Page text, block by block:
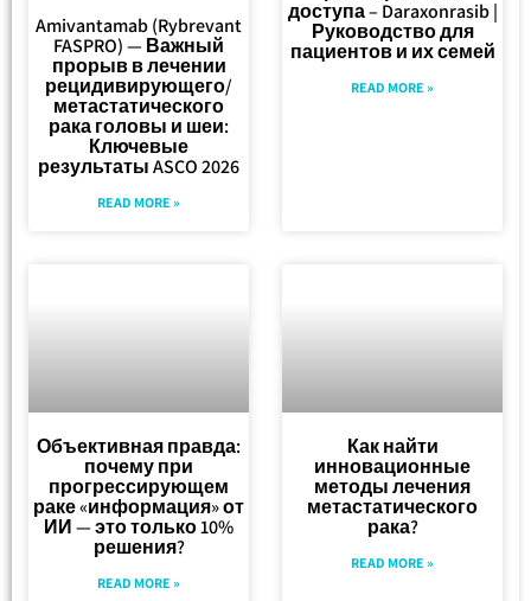
Amivantamab (Rybrevant
FASPRO) — Важный
прорыв в лечении
рецидивирующего/
метастатического
рака головы и шеи:
Ключевые
результаты ASCO 2026
READ MORE »
доступа – Daraxonrasib |
Руководство для
пациентов и их семей
READ MORE »
Объективная правда:
почему при
прогрессирующем
раке «информация» от
ИИ — это только 10%
решения?
READ MORE »
Как найти
инновационные
методы лечения
метастатического
рака?
READ MORE »